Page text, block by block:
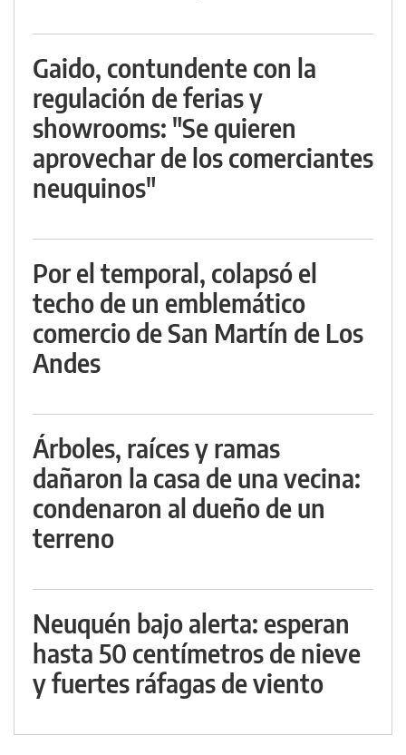
Gaido, contundente con la
regulación de ferias y
showrooms: "Se quieren
aprovechar de los comerciantes
neuquinos"
Por el temporal, colapsó el
techo de un emblemático
comercio de San Martín de Los
Andes
Árboles, raíces y ramas
dañaron la casa de una vecina:
condenaron al dueño de un
terreno
Neuquén bajo alerta: esperan
hasta 50 centímetros de nieve
y fuertes ráfagas de viento